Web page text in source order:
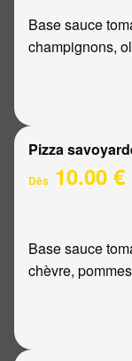
Base sauce
champignons,
Pizza
Dès 10.00 €
Base sauce
chèvre,